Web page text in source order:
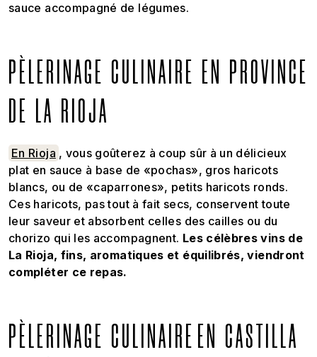
sauce accompagné de légumes.
PÈLERINAGE CULINAIRE EN PROVINCE
DE LA RIOJA
En Rioja , vous goûterez à coup sûr à un délicieux
plat en sauce à base de «pochas», gros haricots
blancs, ou de «caparrones», petits haricots ronds.
Ces haricots, pas tout à fait secs, conservent toute
leur saveur et absorbent celles des cailles ou du
chorizo qui les accompagnent. Les célèbres vins de
La Rioja, fins, aromatiques et équilibrés, viendront
compléter ce repas.
PÈLERINAGE CULINAIRE EN CASTILLA